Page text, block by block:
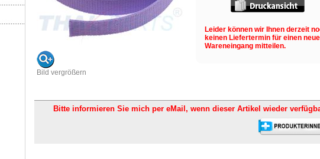
Bild vergrößern
Leider können wir Ihnen derzeit
keinen Liefertermin für einen
Wareneingang mitteilen.
Bitte informieren Sie mich per eMail, wenn dieser Artikel wieder